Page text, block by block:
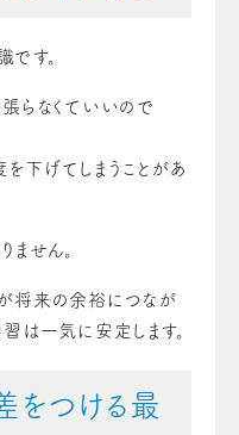
す。
張らなくていいので
下げてしまうことがあ
ません。
が将来の余裕につなが
習は一気に安定します。
をつける最